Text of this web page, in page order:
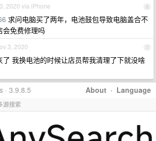
6
2020 via iPhone
求问电脑买了两年，电池鼓包导致电脑盖合不
会免费修理吗
7
3, 2020
了 我换电池的时候让店员帮我清理了下就没啥
About · Language
· 3.9.8.5
源搜索